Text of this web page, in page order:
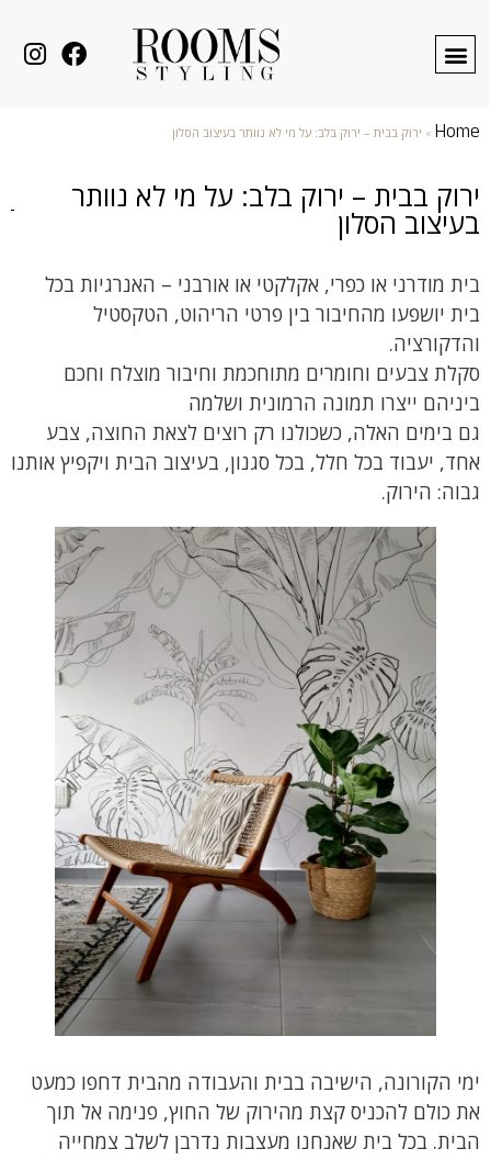
Home
» ירוק בבית – ירוק בלב: על מי לא נוותר בעיצוב הסלון
ירוק בבית – ירוק בלב: על מי לא נוותר
בעיצוב הסלון
בית מודרני או כפרי, אקלקטי או אורבני – האנרגיות בכל
בית יושפעו מהחיבור בין פרטי הריהוט, הטקסטיל
והדקורציה.
סקלת צבעים וחומרים מתוחכמת וחיבור מוצלח וחכם
ביניהם ייצרו תמונה הרמונית ושלמה
גם בימים האלה, כשכולנו רק רוצים לצאת החוצה, צבע
אחד, יעבוד בכל חלל, בכל סגנון, בעיצוב הבית ויקפיץ אותנו
גבוה: הירוק.
ימי הקורונה, הישיבה בבית והעבודה מהבית דחפו כמעט
את כולם להכניס קצת מהירוק של החוץ, פנימה אל תוך
הבית. בכל בית שאנחנו מעצבות נדרבן לשלב צמחייה